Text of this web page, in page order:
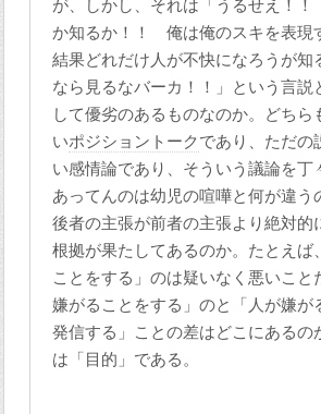
か知るか！！ 俺は俺のスキを表
結果どれだけ人が不快になろうが
なら見るなバーカ！！」という言説
して優劣のあるものなのか。どちら
いポジショントークであり、ただの
い感情論であり、そういう議論を丁
あってんのは幼児の喧嘩と何が違う
後者の主張が前者の主張より絶対的
根拠が果たしてあるのか。たとえば
ことをする」のは疑いなく悪いこと
嫌がることをする」のと「人が嫌が
発信する」ことの差はどこにあるの
は「目的」である。